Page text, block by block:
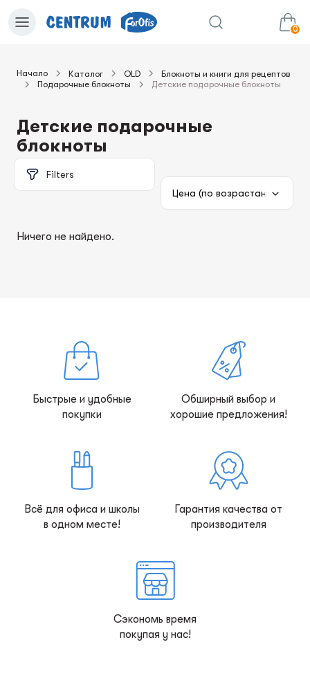
0
в корзину Сумма:0.00€
Начало Каталог OLD
Блокноты и книги для рецептов
Подарочные блокноты
Детские подарочные блокноты
Детские подарочные
блокноты
Filters
Ничего не найдено.
Быстрые и удобные
покупки
Обширный выбор и
хорошие предложения!
Всё для офиса и школы
в одном месте!
Гарантия качества от
производителя
Сэкономь время
покупая у нас!